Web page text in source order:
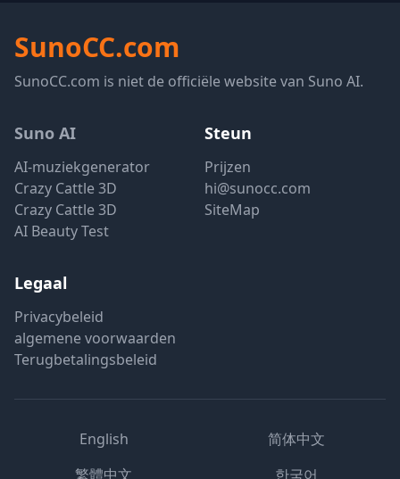
SunoCC.com
SunoCC.com is niet de officiële website van Suno AI.
Suno AI
AI-muziekgenerator
Crazy Cattle 3D
Crazy Cattle 3D
AI Beauty Test
Steun
Prijzen
hi@sunocc.com
SiteMap
Legaal
Privacybeleid
algemene voorwaarden
Terugbetalingsbeleid
English
简体中文
繁體中文
한국어